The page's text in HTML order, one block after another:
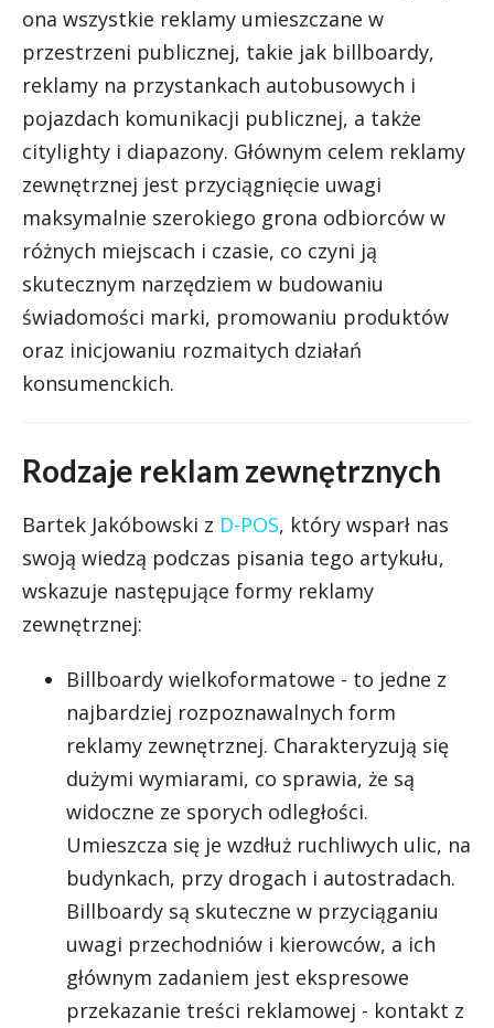
ona wszystkie reklamy umieszczane w
przestrzeni publicznej, takie jak billboardy,
reklamy na przystankach autobusowych i
pojazdach komunikacji publicznej, a także
citylighty i diapazony. Głównym celem reklamy
zewnętrznej jest przyciągnięcie uwagi
maksymalnie szerokiego grona odbiorców w
różnych miejscach i czasie, co czyni ją
skutecznym narzędziem w budowaniu
świadomości marki, promowaniu produktów
oraz inicjowaniu rozmaitych działań
konsumenckich.
Rodzaje reklam zewnętrznych
Bartek Jakóbowski z D-POS, który wsparł nas
swoją wiedzą podczas pisania tego artykułu,
wskazuje następujące formy reklamy
zewnętrznej:
Billboardy wielkoformatowe - to jedne z
najbardziej rozpoznawalnych form
reklamy zewnętrznej. Charakteryzują się
dużymi wymiarami, co sprawia, że są
widoczne ze sporych odległości.
Umieszcza się je wzdłuż ruchliwych ulic, na
budynkach, przy drogach i autostradach.
Billboardy są skuteczne w przyciąganiu
uwagi przechodniów i kierowców, a ich
głównym zadaniem jest ekspresowe
przekazanie treści reklamowej - kontakt z